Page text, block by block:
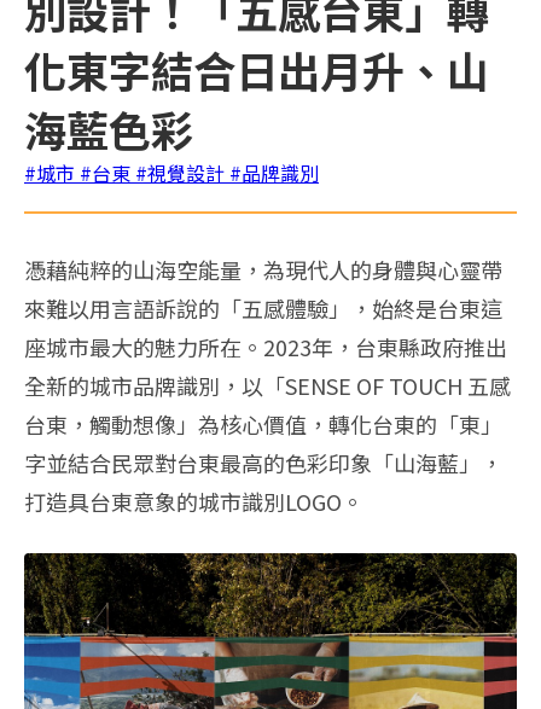
化東字結合日出月升、山
海藍色彩
#城市 #台東 #視覺設計 #品牌識別
憑藉純粹的山海空能量，為現代人的身體與心靈帶
來難以用言語訴說的「五感體驗」，始終是台東這
座城市最大的魅力所在。2023年，台東縣政府推出
全新的城市品牌識別，以「SENSE OF TOUCH 五感
台東，觸動想像」為核心價值，轉化台東的「東」
字並結合民眾對台東最高的色彩印象「山海藍」，
打造具台東意象的城市識別LOGO。